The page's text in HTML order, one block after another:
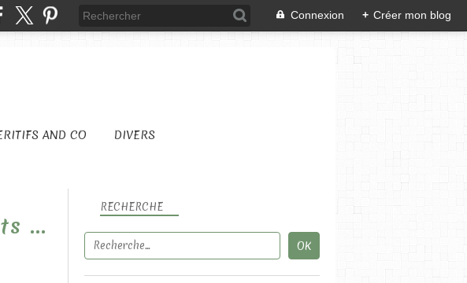
Connexion + Créer mon blog
AND CO DIVERS
...
RECHERCHE